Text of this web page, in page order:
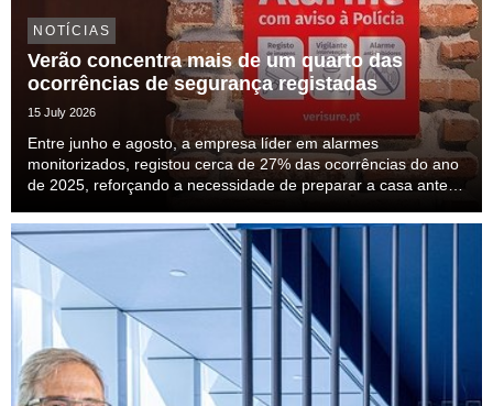
NOTÍCIAS
Verão concentra mais de um quarto das
ocorrências de segurança registadas
15 July 2026
Entre junho e agosto, a empresa líder em alarmes
monitorizados, registou cerca de 27% das ocorrências do ano
de 2025, reforçando a necessidade de preparar a casa antes